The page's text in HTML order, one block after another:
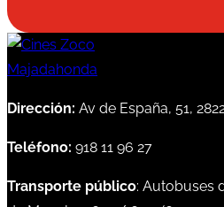
Dirección: Av de España, 51,
Teléfono: 918 11 96 27
Transporte público: Autobuses